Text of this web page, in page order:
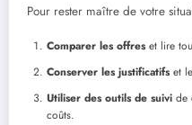
Pour rester maître de votre
Comparer les offreset lire
Conserver les justificatifset
Utiliser des outils de suivi de
coûts.